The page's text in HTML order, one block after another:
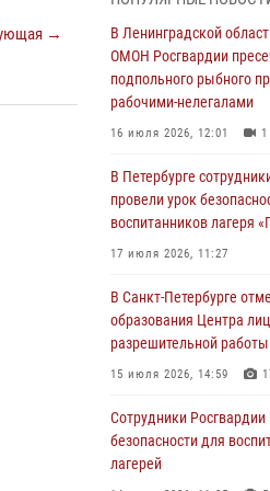
→
В Красносельском
задержал
летнему подростку
06 августа 2026, 13:39
оперативно задержали
стрелявшего из
с жилыми домами
06 августа 2026, 11:36
Сотрудники и
обеспечили
матча "Зенит" - "Балтика"
06 августа 2026, 07:30
В Выборгском районе
обнаружил
автотранспорт
В Ленинградской
ОМОН Росгвардии
подпольного рыбного
рабочими-нелегалами
16 июля 2026, 12:01 1
В Петербурге
провели урок
воспитанников лагеря
17 июля 2026, 11:27
В Санкт-Петербурге
образования Центра
разрешительной
15 июля 2026, 14:59
Сотрудники Росгвардии
безопасности для
лагерей